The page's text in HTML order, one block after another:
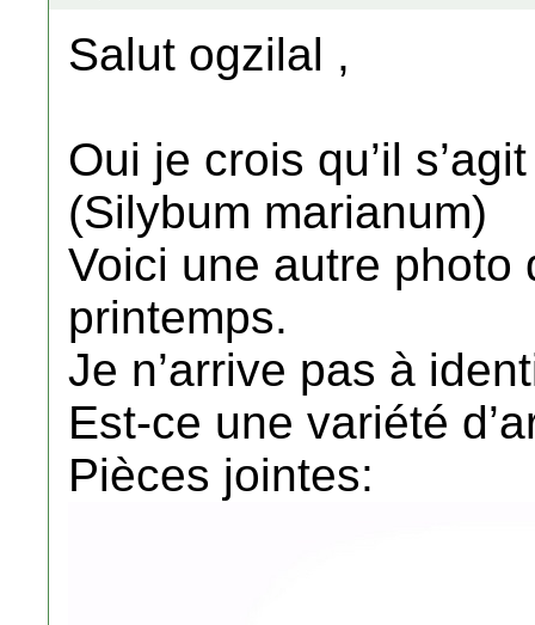
Salut ogzilal ,
Oui je crois qu’il
(Silybum marianum)
Voici une autre photo
printemps.
Je n’arrive pas à
Est-ce une variété
Pièces jointes: